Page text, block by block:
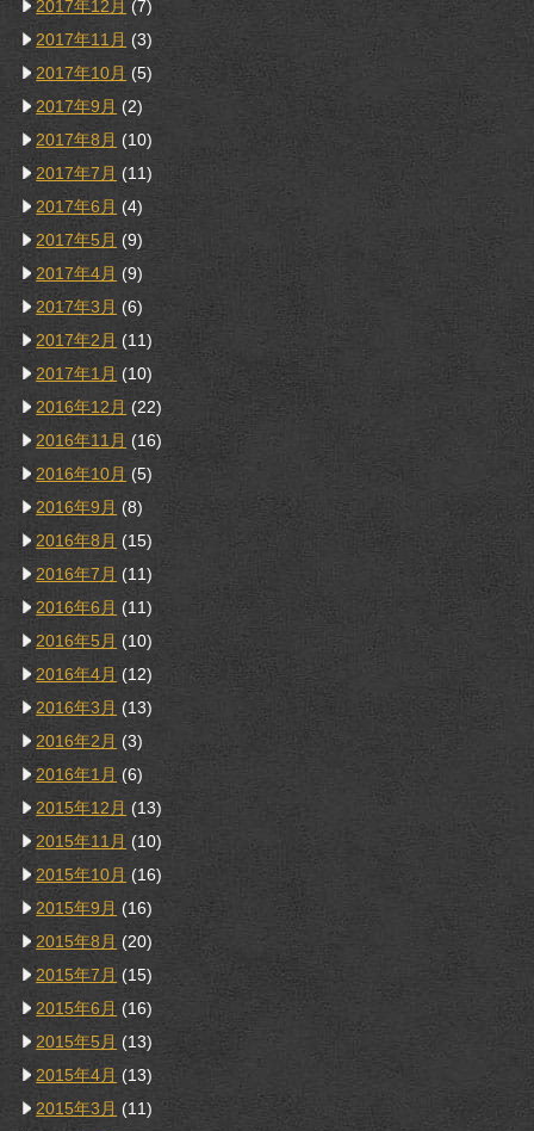
2017年12月 (7)
2017年11月 (3)
2017年10月 (5)
2017年9月 (2)
2017年8月 (10)
2017年7月 (11)
2017年6月 (4)
2017年5月 (9)
2017年4月 (9)
2017年3月 (6)
2017年2月 (11)
2017年1月 (10)
2016年12月 (22)
2016年11月 (16)
2016年10月 (5)
2016年9月 (8)
2016年8月 (15)
2016年7月 (11)
2016年6月 (11)
2016年5月 (10)
2016年4月 (12)
2016年3月 (13)
2016年2月 (3)
2016年1月 (6)
2015年12月 (13)
2015年11月 (10)
2015年10月 (16)
2015年9月 (16)
2015年8月 (20)
2015年7月 (15)
2015年6月 (16)
2015年5月 (13)
2015年4月 (13)
2015年3月 (11)